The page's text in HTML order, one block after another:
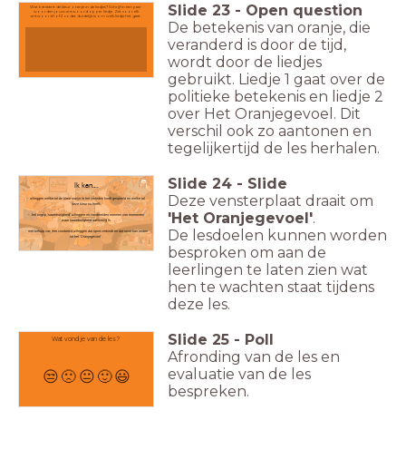
Wat betekent de kleur oranje in de liedjes? Schrijf in een paar
woorden jouw antwoord op per liedje. Zet voor elk
antwoord 1 of 2 zodat duidelijk is om welk liedje het gaat.
Slide 23 - Open question
De betekenis van oranje, die
veranderd is door de tijd,
wordt door de liedjes
gebruikt. Liedje 1 gaat over de
politieke betekenis en liedje 2
over Het Oranjegevoel. Dit
verschil ook zo aantonen en
tegelijkertijd de les herhalen.
Ik kan….
- uitleggen welke rol de kleur oranje in het verleden heeft gespeeld en welke rol
deze kleur nu heeft.
- het begrip 'saamhorigheid' uitleggen en voorbeelden noemen van momenten
waar saamhorigheid aanwezig is.
- met behulp van een voorbeeld uitleggen dat sport verbindt en dat sport kan leiden
tot het 'Oranjegevoel'.
Slide 24 - Slide
Deze vensterplaat draait om
'Het Oranjegevoel'.
De lesdoelen kunnen worden
besproken om aan de
leerlingen te laten zien wat
hen te wachten staat tijdens
deze les.
Wat vond je van de les?
😒 🙁 😐 🙂😃
Slide 25 - Poll
Afronding van de les en
evaluatie van de les
bespreken.